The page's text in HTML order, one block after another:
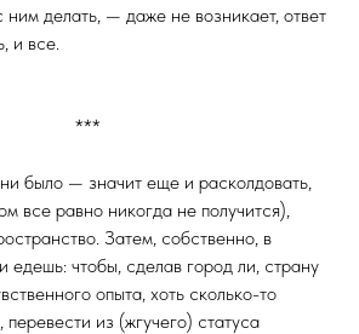
ним делать, — даже не возникает, ответ
и все.
***
было — значит еще и расколдовать,
все равно никогда не получится),
Затем, собственно, в
едешь: чтобы, сделав город ли, страну
опыта, хоть сколько-то
перевести из (жгучего) статуса